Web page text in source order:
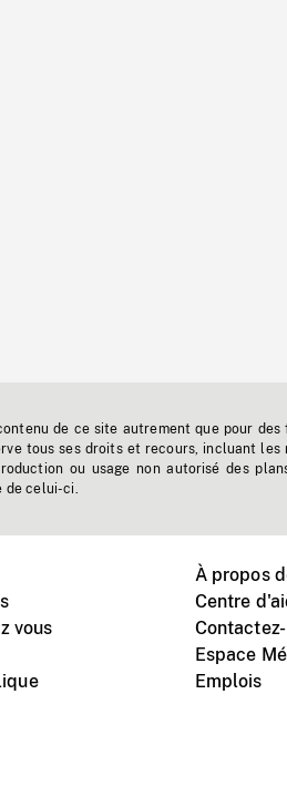
de ce site autrement que pour
tous ses droits et recours, incluant
ou usage non autorisé des
de celui-ci.
vous
À propos
Centre
Espace
Emplois